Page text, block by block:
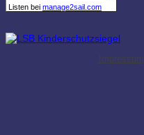
Listen bei manage2sail.com
Impressum